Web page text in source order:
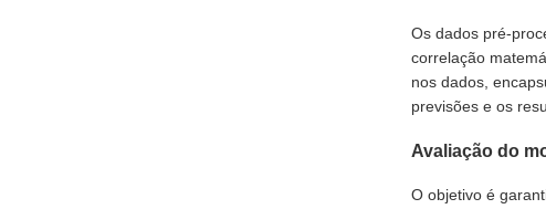
Os dados pré-
correlação
nos dados,
previsões e os
Avaliação do
O objetivo é